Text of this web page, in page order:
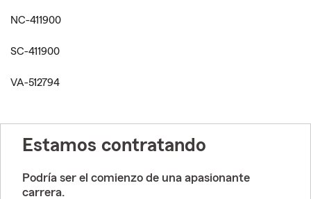
NC-411900
SC-411900
VA-512794
Estamos contratando
Podría ser el comienzo de una apasionante
carrera.